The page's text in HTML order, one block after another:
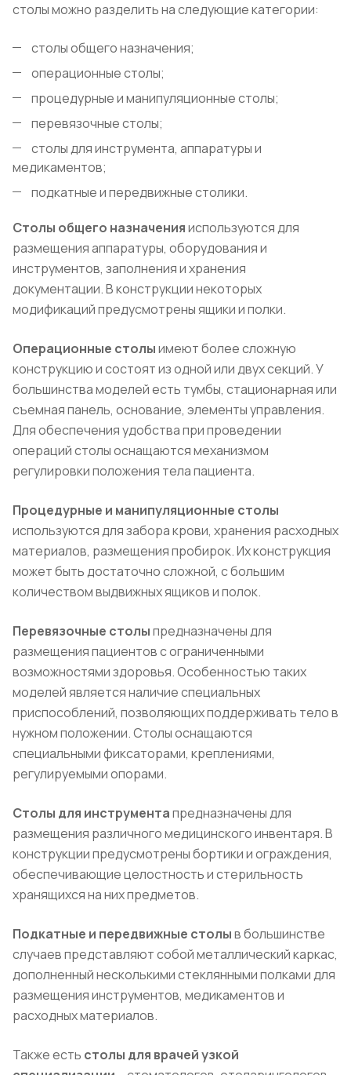
столы можно разделить на следующие категории:
столы общего назначения;
операционные столы;
процедурные и манипуляционные столы;
перевязочные столы;
столы для инструмента, аппаратуры и
медикаментов;
подкатные и передвижные столики.
Столы общего назначенияиспользуются для
размещения аппаратуры, оборудования и
инструментов, заполнения и хранения
документации. В конструкции некоторых
модификаций предусмотрены ящики и полки.
Операционные столыимеют более сложную
конструкцию и состоят из одной или двух секций. У
большинства моделей есть тумбы, стационарная или
съемная панель, основание, элементы управления.
Для обеспечения удобства при проведении
операций столы оснащаются механизмом
регулировки положения тела пациента.
Процедурные и манипуляционные столы
используются для забора крови, хранения расходных
материалов, размещения пробирок. Их конструкция
может быть достаточно сложной, с большим
количеством выдвижных ящиков и полок.
Перевязочные столыпредназначены для
размещения пациентов с ограниченными
возможностями здоровья. Особенностью таких
моделей является наличие специальных
приспособлений, позволяющих поддерживать тело в
нужном положении. Столы оснащаются
специальными фиксаторами, креплениями,
регулируемыми опорами.
Столы для инструментапредназначены для
размещения различного медицинского инвентаря. В
конструкции предусмотрены бортики и ограждения,
обеспечивающие целостность и стерильность
хранящихся на них предметов.
Подкатные и передвижные столыв большинстве
случаев представляют собой металлический каркас,
дополненный несколькими стеклянными полками для
размещения инструментов, медикаментов и
расходных материалов.
Также есть столы для врачей узкой